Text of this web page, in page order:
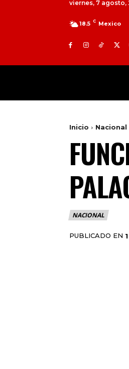
viernes, 7 agosto,
18.5 C Mexico
TOLUCA
Inicio Nacional
NACIONAL
PUBLICADO EN